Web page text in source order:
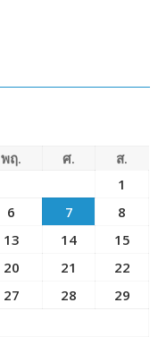
พฤ. ศ.
ส.
1
6 7
8
13 14
15
20 21
22
27 28
29